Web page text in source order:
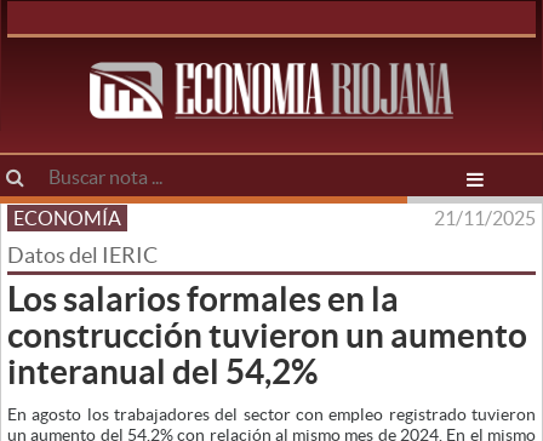
ECONOMÍA 21/11/2025
Datos del IERIC
Los salarios formales en la
construcción tuvieron un aumento
interanual del 54,2%
En agosto los trabajadores del sector con empleo registrado tuvieron
un aumento del 54,2% con relación al mismo mes de 2024. En el mismo